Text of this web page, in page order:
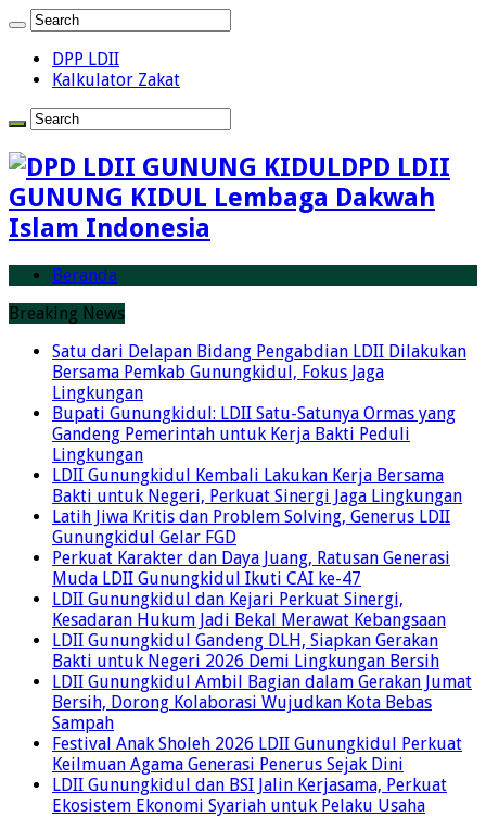
DPP LDII
Kalkulator Zakat
DPD LDII
GUNUNG KIDUL Lembaga Dakwah
Islam Indonesia
Beranda
Breaking News
Satu dari Delapan Bidang Pengabdian LDII Dilakukan
Bersama Pemkab Gunungkidul, Fokus Jaga
Lingkungan
Bupati Gunungkidul: LDII Satu-Satunya Ormas yang
Gandeng Pemerintah untuk Kerja Bakti Peduli
Lingkungan
LDII Gunungkidul Kembali Lakukan Kerja Bersama
Bakti untuk Negeri, Perkuat Sinergi Jaga Lingkungan
Latih Jiwa Kritis dan Problem Solving, Generus LDII
Gunungkidul Gelar FGD
Perkuat Karakter dan Daya Juang, Ratusan Generasi
Muda LDII Gunungkidul Ikuti CAI ke-47
LDII Gunungkidul dan Kejari Perkuat Sinergi,
Kesadaran Hukum Jadi Bekal Merawat Kebangsaan
LDII Gunungkidul Gandeng DLH, Siapkan Gerakan
Bakti untuk Negeri 2026 Demi Lingkungan Bersih
LDII Gunungkidul Ambil Bagian dalam Gerakan Jumat
Bersih, Dorong Kolaborasi Wujudkan Kota Bebas
Sampah
Festival Anak Sholeh 2026 LDII Gunungkidul Perkuat
Keilmuan Agama Generasi Penerus Sejak Dini
LDII Gunungkidul dan BSI Jalin Kerjasama, Perkuat
Ekosistem Ekonomi Syariah untuk Pelaku Usaha